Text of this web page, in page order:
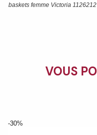
baskets femme Victoria
VOUS
-30%